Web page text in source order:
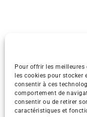
Pour offrir les meilleures
les cookies pour
consentir à ces
comportement de
consentir ou de retirer
caractéristiques et